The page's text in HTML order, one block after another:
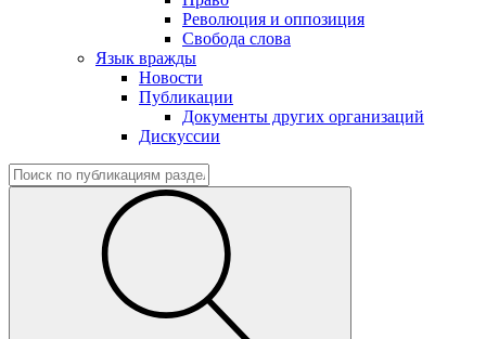
Революция и оппозиция
Свобода слова
Язык вражды
Новости
Публикации
Документы других организаций
Дискуссии